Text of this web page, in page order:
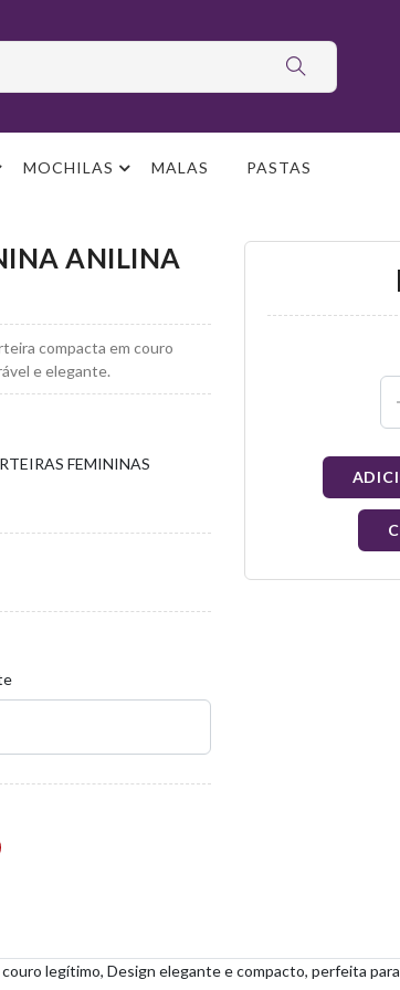
MOCHILAS MALAS PASTAS
ANILINA
compacta em couro
e elegante.
FEMININAS
legítimo, Design elegante e compacto, perfeita para